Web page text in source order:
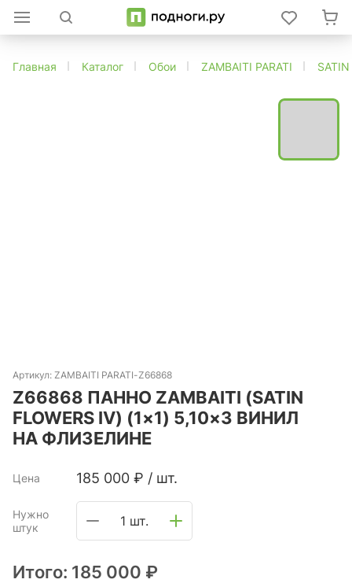
Главная Каталог Обои ZAMBAITI PARATI
Артикул: ZAMBAITI PARATI-Z66868
Z66868 ПАННО ZAMBAITI (SATIN
FLOWERS IV) (1×1) 5,10×3 ВИНИЛ
НА ФЛИЗЕЛИНЕ
Цена 185 000 ₽ / шт.
Нужно
штук
1 шт.
Итого: 185 000 ₽